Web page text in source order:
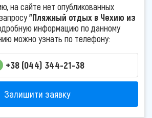
на сайте нет опубликованных
"Пляжный отдых в Чехию из
информацию по данному
можно узнать по телефону:
+38 (044) 344-21-38
Залишити заявку